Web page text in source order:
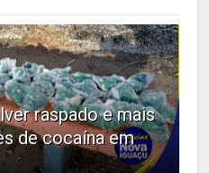
raspado e mais
de cocaína em